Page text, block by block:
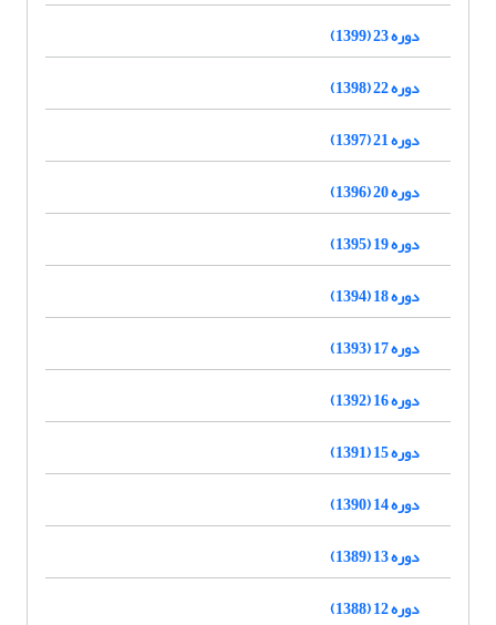
دوره 23 (1399)
دوره 22 (1398)
دوره 21 (1397)
دوره 20 (1396)
دوره 19 (1395)
دوره 18 (1394)
دوره 17 (1393)
دوره 16 (1392)
دوره 15 (1391)
دوره 14 (1390)
دوره 13 (1389)
دوره 12 (1388)